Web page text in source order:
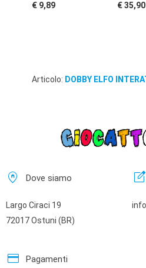
€ 9,89 € 35,90
Articolo: DOBBY ELFO
home_pin Dove siamo
Largo Ciraci 19
72017 Ostuni (BR)
edit_square
credit_card Pagamenti